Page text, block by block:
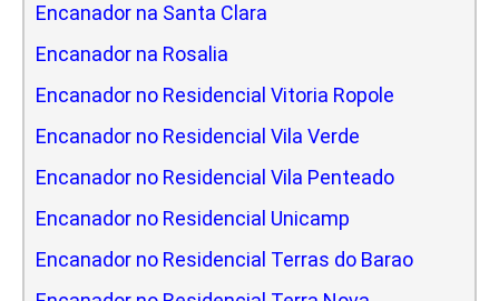
Encanador na Santa Clara
Encanador na Rosalia
Encanador no Residencial Vitoria Ropole
Encanador no Residencial Vila Verde
Encanador no Residencial Vila Penteado
Encanador no Residencial Unicamp
Encanador no Residencial Terras do Barao